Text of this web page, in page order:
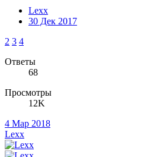
Lexx
30 Дек 2017
2 3 4
Ответы
68
Просмотры
12K
4 Мар 2018
Lexx